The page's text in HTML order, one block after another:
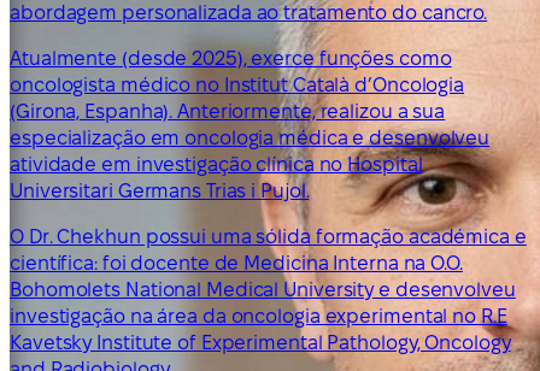
abordagem personalizada ao tratamento do cancro.
Atualmente (desde 2025), exerce funções como
oncologista médico no Institut Català d’Oncologia
(Girona, Espanha). Anteriormente, realizou a sua
especialização em oncologia médica e desenvolveu
atividade em investigação clínica no Hospital
Universitari Germans Trias i Pujol.
O Dr. Chekhun possui uma sólida formação académica e
científica: foi docente de Medicina Interna na O.O.
Bohomolets National Medical University e desenvolveu
investigação na área da oncologia experimental no R.E
Kavetsky Institute of Experimental Pathology, Oncology